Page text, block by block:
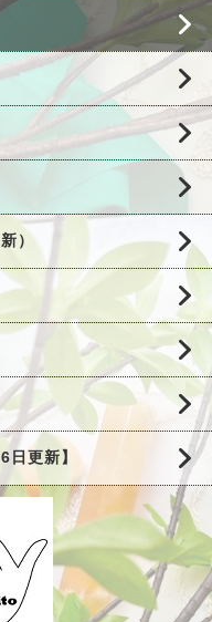
）
日更新】